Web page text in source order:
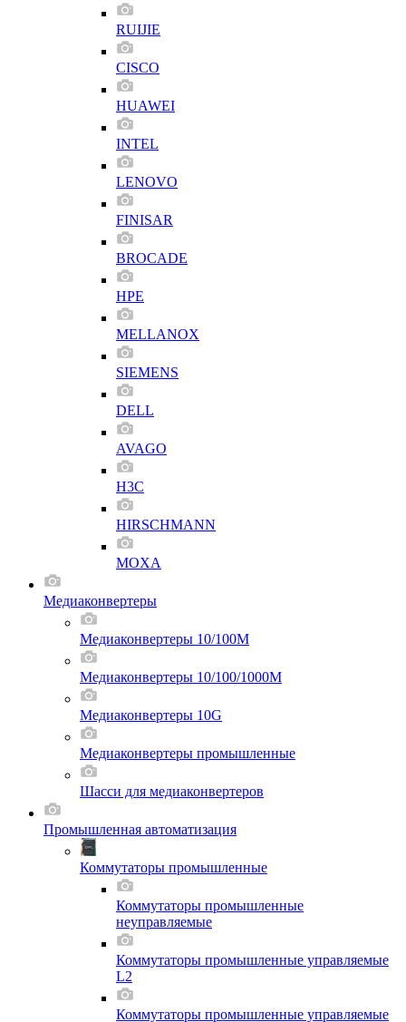
RUIJIE
CISCO
HUAWEI
INTEL
LENOVO
FINISAR
BROCADE
HPE
MELLANOX
SIEMENS
DELL
AVAGO
H3C
HIRSCHMANN
MOXA
Медиаконвертеры
Медиаконвертеры 10/100M
Медиаконвертеры 10/100/1000M
Медиаконвертеры 10G
Медиаконвертеры промышленные
Шасси для мeдиаконвертеров
Промышленная автоматизация
Коммутаторы промышленные
Коммутаторы промышленные
неуправляемые
Коммутаторы промышленные управляемые
L2
Коммутаторы промышленные управляемые